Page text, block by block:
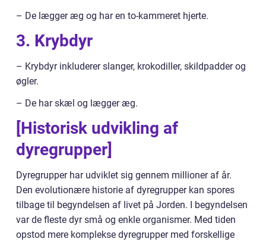
– De lægger æg og har en to-kammeret hjerte.
3. Krybdyr
– Krybdyr inkluderer slanger, krokodiller, skildpadder og
øgler.
– De har skæl og lægger æg.
[Historisk udvikling af
dyregrupper]
Dyregrupper har udviklet sig gennem millioner af år.
Den evolutionære historie af dyregrupper kan spores
tilbage til begyndelsen af livet på Jorden. I begyndelsen
var de fleste dyr små og enkle organismer. Med tiden
opstod mere komplekse dyregrupper med forskellige